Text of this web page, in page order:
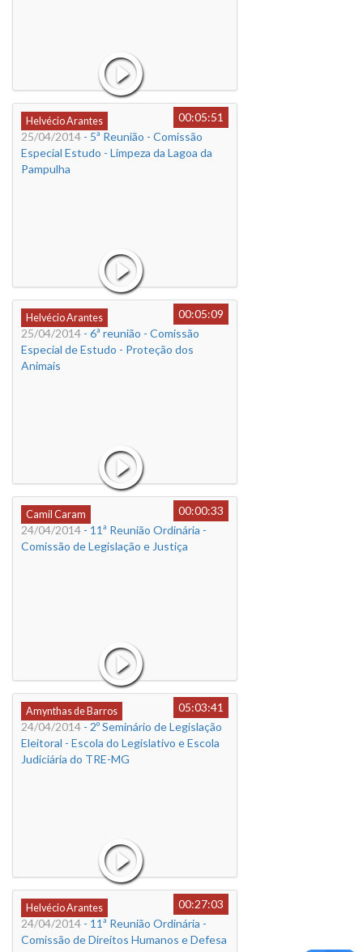
Helvécio Arantes
00:05:51
25/04/2014 - 5ª Reunião - Comissão
Especial Estudo - Limpeza da Lagoa da
Pampulha
Helvécio Arantes
00:05:09
25/04/2014 - 6ª reunião - Comissão
Especial de Estudo - Proteção dos
Animais
Camil Caram
00:00:33
24/04/2014 - 11ª Reunião Ordinária -
Comissão de Legislação e Justiça
Amynthas de Barros
05:03:41
24/04/2014 - 2º Seminário de Legislação
Eleitoral - Escola do Legislativo e Escola
Judiciária do TRE-MG
Helvécio Arantes
00:27:03
24/04/2014 - 11ª Reunião Ordinária -
Comissão de Direitos Humanos e Defesa